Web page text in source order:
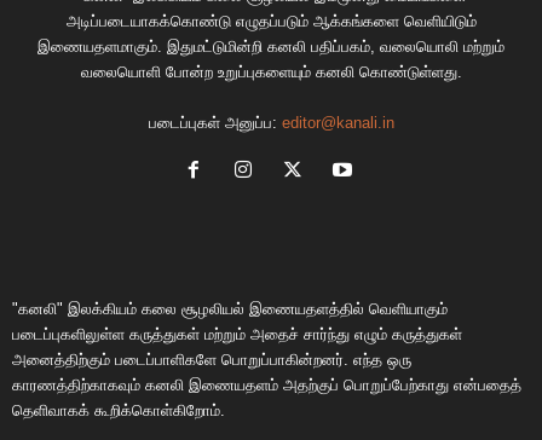
அடிப்படையாகக்கொண்டு எழுதப்படும் ஆக்கங்களை வெளியிடும்
இணையதளமாகும். இதுமட்டுமின்றி கனலி பதிப்பகம், வலையொலி மற்றும்
வலையொளி போன்ற உறுப்புகளையும் கனலி கொண்டுள்ளது.
படைப்புகள் அனுப்ப: editor@kanali.in
"கனலி" இலக்கியம் கலை சூழலியல் இணையதளத்தில் வெளியாகும்
படைப்புகளிலுள்ள கருத்துகள் மற்றும் அதைச் சார்ந்து எழும் கருத்துகள்
அனைத்திற்கும் படைப்பாளிகளே பொறுப்பாகின்றனர். எந்த ஒரு
காரணத்திற்காகவும் கனலி இணையதளம் அதற்குப் பொறுப்பேற்காது என்பதைத்
தெளிவாகக் கூறிக்கொள்கிறோம்.